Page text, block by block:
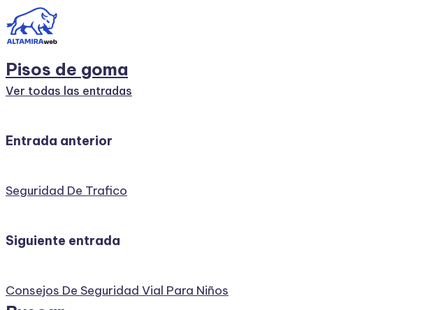
Pisos de goma
Ver todas las entradas
Navegación
de
Entrada anterior
Seguridad De Trafico
Siguiente entrada
Consejos De Seguridad Vial Para Niños